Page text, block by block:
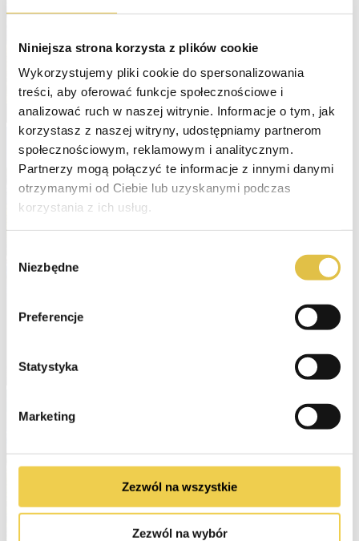
Niniejsza strona korzysta z plików cookie
Wykorzystujemy pliki cookie do spersonalizowania
treści, aby oferować funkcje społecznościowe i
analizować ruch w naszej witrynie. Informacje o tym, jak
korzystasz z naszej witryny, udostępniamy partnerom
społecznościowym, reklamowym i analitycznym.
Partnerzy mogą połączyć te informacje z innymi danymi
otrzymanymi od Ciebie lub uzyskanymi podczas
korzystania z ich usług.
zgody
Niezbędne
Preferencje
Statystyka
Marketing
Zezwól na wszystkie
Zezwól na wybór